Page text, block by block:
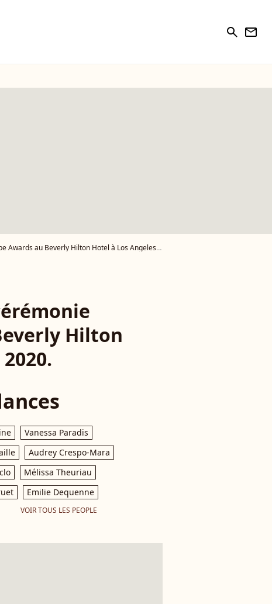
search newsletter
Hilton Hotel à Los Angeles, le 5 janvier 2020. - Photo
Hilton
Vanessa Paradis
Audrey Crespo-Mara
Mélissa Theuriau
Emilie Dequenne
VOIR TOUS LES PEOPLE